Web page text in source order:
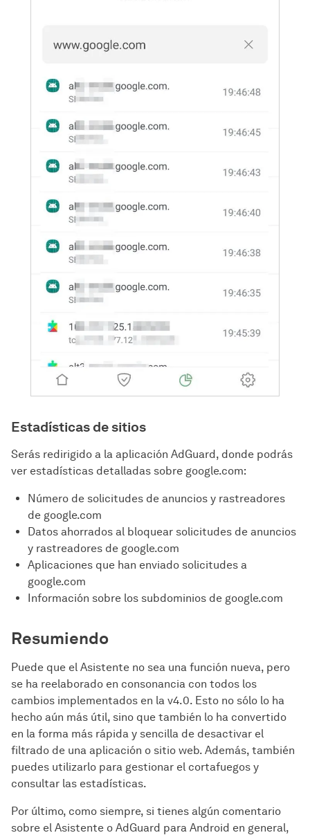
Estadísticas de sitios
Serás redirigido a la aplicación AdGuard, donde podrás
ver estadísticas detalladas sobre google.com:
Número de solicitudes de anuncios y rastreadores
de google.com
Datos ahorrados al bloquear solicitudes de anuncios
y rastreadores de google.com
Aplicaciones que han enviado solicitudes a
google.com
Información sobre los subdominios de google.com
Resumiendo
Puede que el Asistente no sea una función nueva, pero
se ha reelaborado en consonancia con todos los
cambios implementados en la v4.0. Esto no sólo lo ha
hecho aún más útil, sino que también lo ha convertido
en la forma más rápida y sencilla de desactivar el
filtrado de una aplicación o sitio web. Además, también
puedes utilizarlo para gestionar el cortafuegos y
consultar las estadísticas.
Por último, como siempre, si tienes algún comentario
sobre el Asistente o AdGuard para Android en general,